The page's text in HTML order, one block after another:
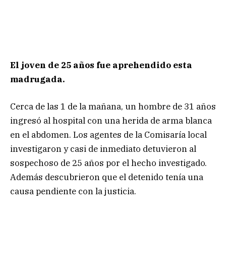
El joven de 25 años fue aprehendido esta
madrugada.
Cerca de las 1 de la mañana, un hombre de 31 años
ingresó al hospital con una herida de arma blanca
en el abdomen. Los agentes de la Comisaría local
investigaron y casi de inmediato detuvieron al
sospechoso de 25 años por el hecho investigado.
Además descubrieron que el detenido tenía una
causa pendiente con la justicia.